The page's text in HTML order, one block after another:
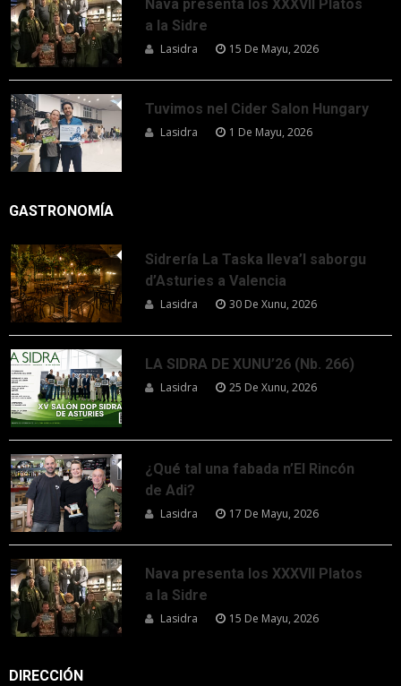
Nava presenta los XXXVII Platos
a la Sidre
Lasidra 15 De Mayu, 2026
Tuvimos nel Cider Salon Hungary
Lasidra 1 De Mayu, 2026
GASTRONOMÍA
Sidrería La Taska lleva’l saborgu
d’Asturies a Valencia
Lasidra 30 De Xunu, 2026
LA SIDRA DE XUNU’26 (Nb. 266)
Lasidra 25 De Xunu, 2026
¿Qué tal una fabada n’El Rincón
de Adi?
Lasidra 17 De Mayu, 2026
Nava presenta los XXXVII Platos
a la Sidre
Lasidra 15 De Mayu, 2026
DIRECCIÓN